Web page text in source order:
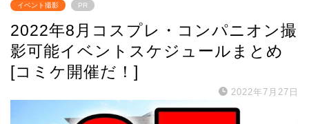
イベント撮影 PR
2022年8月コスプレ・コンパニオン撮
影可能イベントスケジュールまとめ
[コミケ開催だ！]
2022年7月27日